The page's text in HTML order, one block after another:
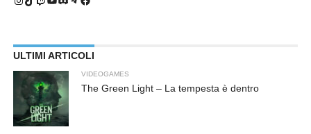
ULTIMI ARTICOLI
VIDEOGAMES
The Green Light – La tempesta è dentro